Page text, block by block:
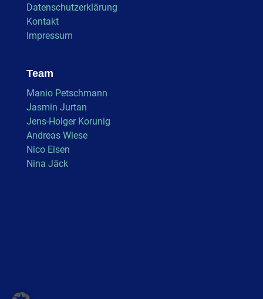
Datenschutzerklärung
Kontakt
Impressum
Team
Manio Petschmann
Jasmin Jurtan
Jens-Holger Korunig
Andreas Wiese
Nico Eisen
Nina Jäck